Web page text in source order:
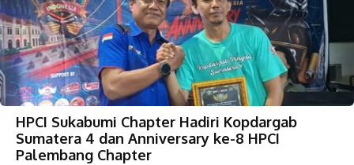
HPCI Sukabumi Chapter Hadiri Kopdargab
Sumatera 4 dan Anniversary ke-8 HPCI
Palembang Chapter